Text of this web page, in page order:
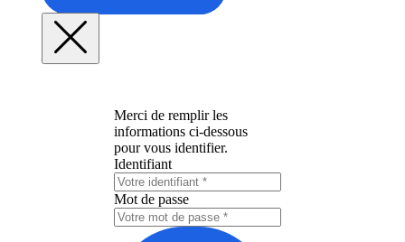
Merci de remplir les
informations ci-dessous
pour vous identifier.
Identifiant
Mot de passe